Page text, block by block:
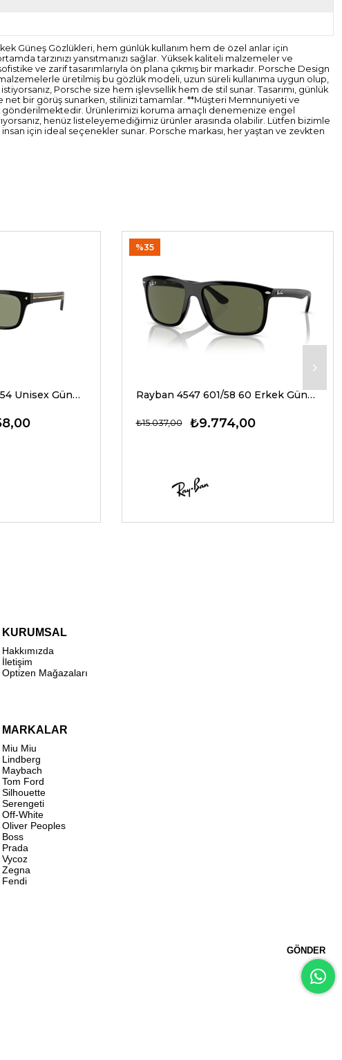
Güneş Gözlükleri, hem günlük kullanım hem de özel anlar için
tarzınızı yansıtmanızı sağlar. Yüksek kaliteli malzemeler ve
ve zarif tasarımlarıyla ön plana çıkmış bir markadır. Porsche Design
üretilmiş bu gözlük modeli, uzun süreli kullanıma uygun olup,
Porsche size hem işlevsellik hem de stil sunar. Tasarımı, günlük
net bir görüş sunarken, stilinizi tamamlar. **Müşteri Memnuniyeti ve
gönderilmektedir. Ürünlerimizi koruma amaçlı denemenize engel
henüz listeleyemediğimiz ürünler arasında olabilir. Lütfen bizimle
için ideal seçenekler sunar. Porsche markası, her yaştan ve zevkten
Prada A17S 16K20G 54 Unisex Güneş Gözlükleri Rayban 4547 601/58 60 Erkek Güneş Gözlükleri
₺9.774,00
₺15.037,00
%35
KURUMSAL
Hakkımızda
İletişim
Optizen Mağazaları
MARKALAR
Miu Miu
Lindberg
Maybach
Tom Ford
Silhouette
Serengeti
Off-White
Oliver Peoples
Boss
Prada
Vycoz
Zegna
Fendi
GÖNDER